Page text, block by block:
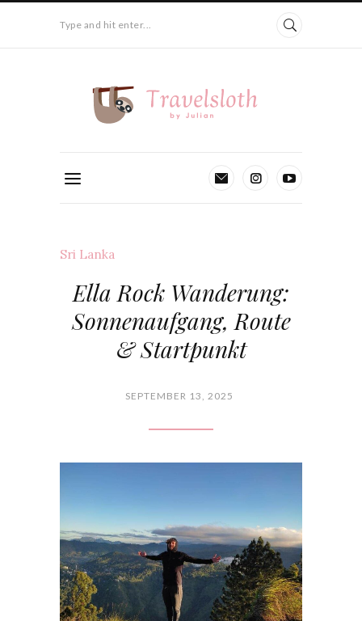
Type and hit enter...
Sri Lanka
Ella Rock Wanderung:
Sonnenaufgang, Route
& Startpunkt
SEPTEMBER 13, 2025